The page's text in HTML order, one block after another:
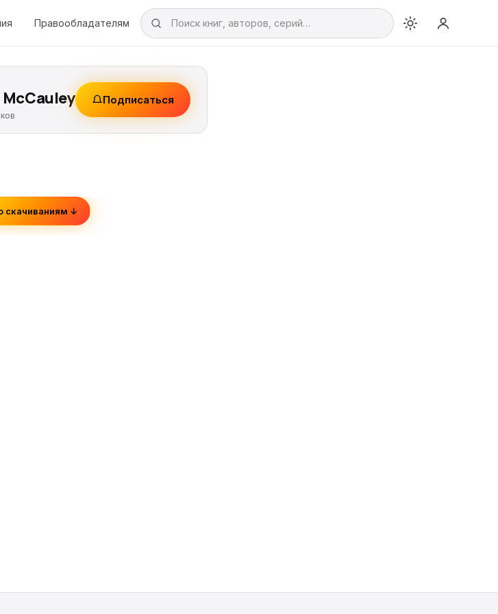
Правообладателям
Подписаться
скачиваниям ↓